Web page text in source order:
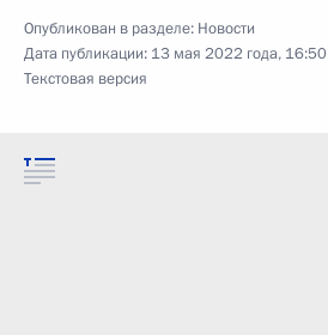
Опубликован в разделе: Новости
Дата публикации: 13 мая 2022 года, 16:50
Текстовая версия